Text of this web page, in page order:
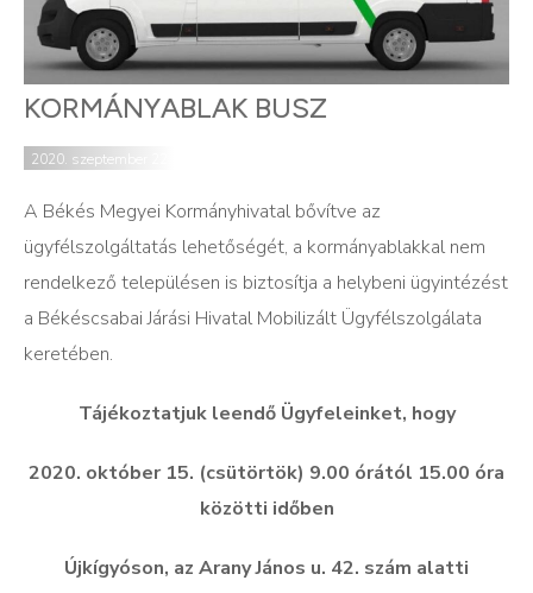
KORMÁNYABLAK BUSZ
2020. szeptember 22.
A Békés Megyei Kormányhivatal bővítve az
ügyfélszolgáltatás lehetőségét, a kormányablakkal nem
rendelkező településen is biztosítja a helybeni ügyintézést
a Békéscsabai Járási Hivatal Mobilizált Ügyfélszolgálata
keretében.
Tájékoztatjuk leendőÜgyfeleinket, hogy
2020. október 15. (csütörtök) 9.00 órától 15.00 óra
közötti időben
Újkígyóson, az Arany János u. 42. szám alatti